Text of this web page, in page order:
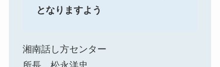
となりますよう
湘南話し方センター